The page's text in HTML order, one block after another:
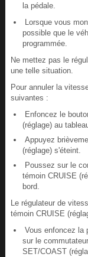
la pédale.
Lorsque vous
possible que le
programmée.
Ne mettez pas le
une telle situation.
Pour annuler la
suivantes :
Enfoncez le
(réglage) au
Appuyez
(réglage) s'éteint.
Poussez sur le
témoin CRUISE
bord.
Le régulateur de
témoin CRUISE
Vous enfoncez la
sur le
SET/COAST